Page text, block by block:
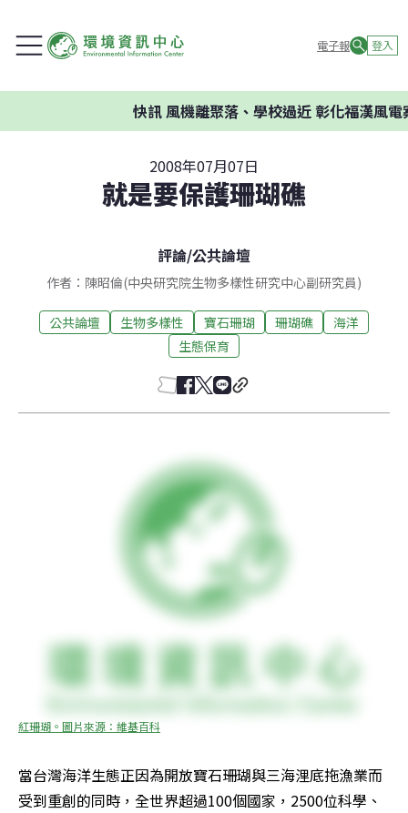
電子報 登入
快訊風機離聚落、學校過近 彰化福漢風電案
2008年07月07日
就是要保護珊瑚礁
評論/公共論壇
作者：陳昭倫(中央研究院生物多樣性研究中心副研究員)
公共論壇 生物多樣性 寶石珊瑚 珊瑚礁
海洋
生態保育
紅珊瑚。圖片來源：維基百科
當台灣海洋生態正因為開放寶石珊瑚與三海浬底拖漁業而
受到重創的同時，全世界超過100個國家，2500位科學、